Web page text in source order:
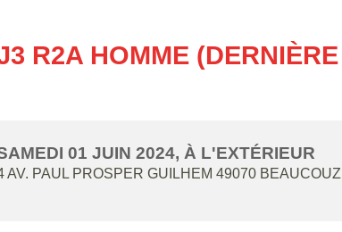
R2A HOMME
01 JUIN 2024, À L'EXTÉRIEUR
AV. PAUL PROSPER GUILHEM 49070